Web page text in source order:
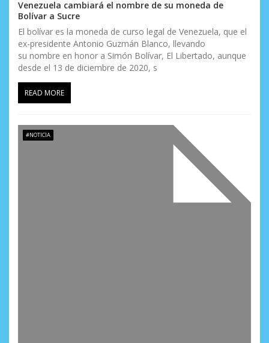
s
Venezuela cambiará el nombre de su moneda de
Bolívar a Sucre
El bolívar es la moneda de curso legal de Venezuela, que el
ex-presidente Antonio Guzmán Blanco, llevando
su nombre en honor a Simón Bolívar, El Libertado, aunque
desde el 13 de diciembre de 2020, s
READ MORE
#NOTICIA